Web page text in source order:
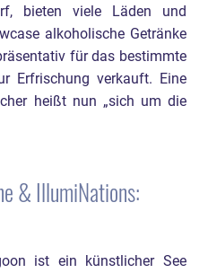
bieten viele Läden und
alkoholische Getränke
für das bestimmte
Erfrischung verkauft. Eine
heißt nun „sich um die
& IllumiNations:
ist ein künstlicher See